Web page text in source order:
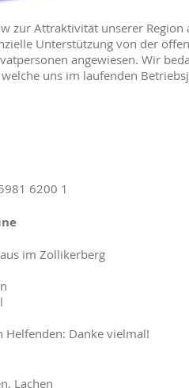
zur Attraktivität unserer
Unterstützung von der
angewiesen. Wir
uns im laufenden
6200 1
im Zollikerberg
Danke vielmal!
Lachen